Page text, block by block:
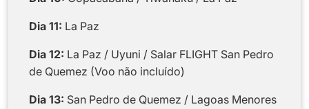
Dia 11: La Paz
Dia 12: La Paz / Uyuni / Salar FLIGHT San Pedro
de Quemez (Voo não incluído)
Dia 13: San Pedro de Quemez / Lagoas Menores